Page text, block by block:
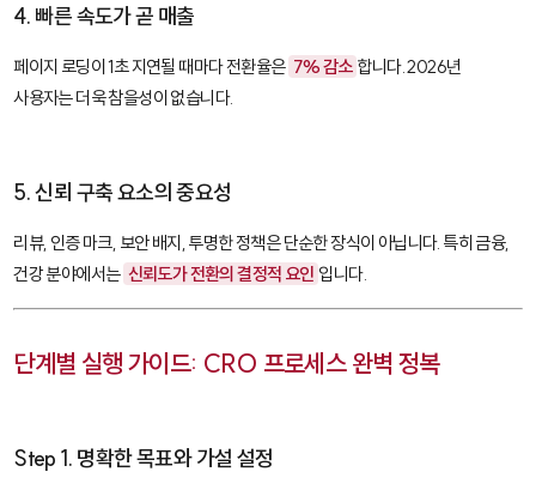
4. 빠른 속도가 곧 매출
페이지 로딩이 1초 지연될 때마다 전환율은 7% 감소 합니다. 2026년
사용자는 더욱 참을성이 없습니다.
5. 신뢰 구축 요소의 중요성
리뷰, 인증 마크, 보안 배지, 투명한 정책은 단순한 장식이 아닙니다. 특히 금융,
건강 분야에서는 신뢰도가 전환의 결정적 요인 입니다.
단계별 실행 가이드: CRO 프로세스 완벽 정복
Step 1. 명확한 목표와 가설 설정